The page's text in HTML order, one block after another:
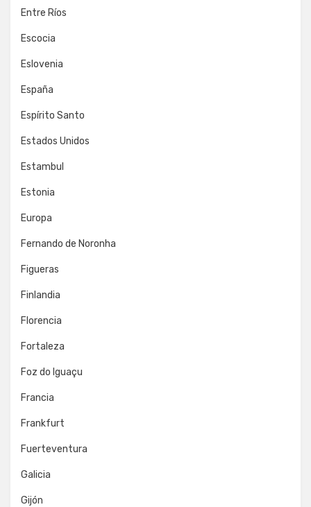
Entre Ríos
Escocia
Eslovenia
España
Espírito Santo
Estados Unidos
Estambul
Estonia
Europa
Fernando de Noronha
Figueras
Finlandia
Florencia
Fortaleza
Foz do Iguaçu
Francia
Frankfurt
Fuerteventura
Galicia
Gijón